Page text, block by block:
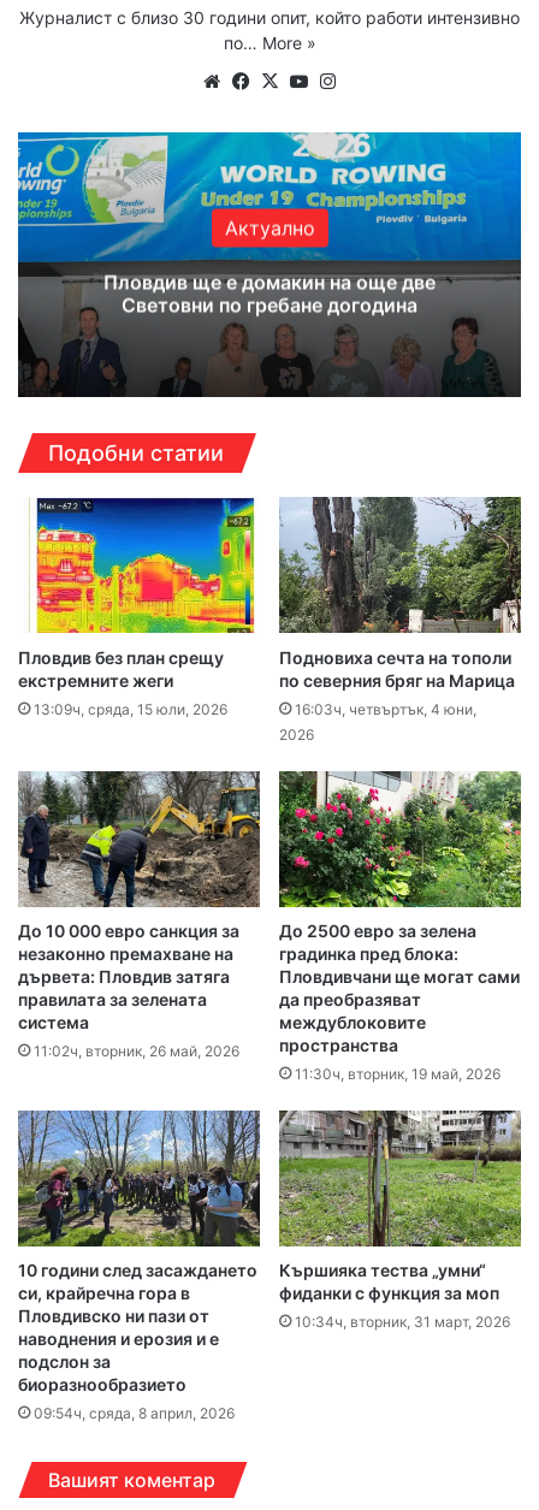
Журналист с близо 30 години опит, който работи интензивно
по… More »
WebsiteFacebook
X YouTube
Актуално
Пловдив ще е домакин на още две
Световни по гребане догодина
Подобни статии
Пловдив без план срещу
екстремните жеги
13:09ч, сряда, 15 юли, 2026
Подновиха сечта на тополи
по северния бряг на Марица
16:03ч, четвъртък, 4 юни,
2026
До 10 000 евро санкция за
незаконно премахване на
дървета: Пловдив затяга
правилата за зелената
система
11:02ч, вторник, 26 май, 2026
До 2500 евро за зелена
градинка пред блока:
Пловдивчани ще могат сами
да преобразяват
междублоковите
пространства
11:30ч, вторник, 19 май, 2026
10 години след засаждането
си, крайречна гора в
Пловдивско ни пази от
наводнения и ерозия и е
подслон за
биоразнообразието
09:54ч, сряда, 8 април, 2026
Кършияка тества „умни“
фиданки с функция за моп
10:34ч, вторник, 31 март, 2026
Вашият коментар